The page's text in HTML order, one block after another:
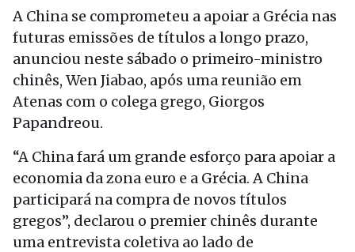
A China se comprometeu a apoiar a Grécia nas
futuras emissões de títulos a longo prazo,
anunciou neste sábado o primeiro-ministro
chinês, Wen Jiabao, após uma reunião em
Atenas com o colega grego, Giorgos
Papandreou.
“A China fará um grande esforço para apoiar a
economia da zona euro e a Grécia. A China
participará na compra de novos títulos
gregos”, declarou o premier chinês durante
uma entrevista coletiva ao lado de